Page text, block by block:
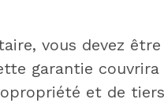
vous devez
garantie
et de